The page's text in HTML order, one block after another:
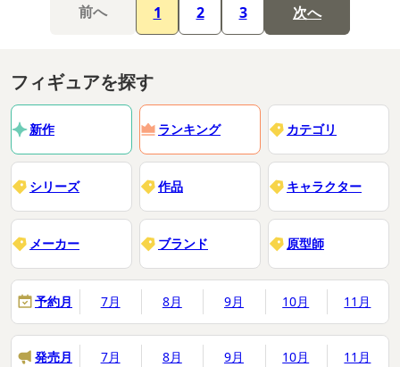
前へ 1 2 3 次へ
フィギュアを探す
新作 ランキング カテゴリ
シリーズ 作品 キャラクター
メーカー ブランド 原型師
予約月 7月 8月 9月 10月 11月
発売月 7月 8月 9月 10月 11月